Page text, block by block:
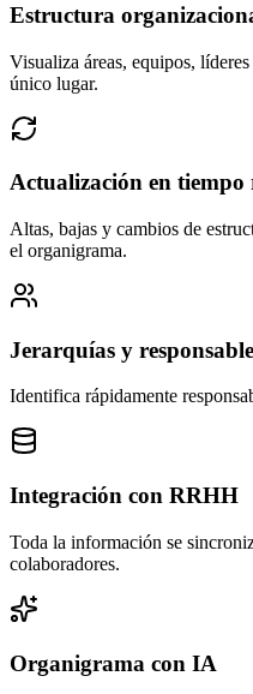
Estructura
Visualiza áreas, equipos,
único lugar.
Actualización en tiempo
Altas, bajas y cambios de
el organigrama.
Jerarquías y
Identifica rápidamente
Integración con RRHH
Toda la información se
colaboradores.
Organigrama con IA